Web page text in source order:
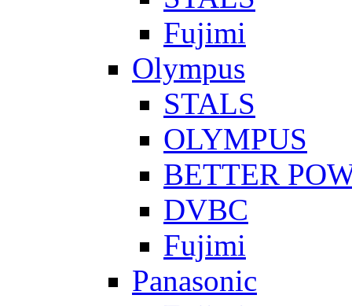
Fujimi
Olympus
STALS
OLYMPUS
BETTER
DVBC
Fujimi
Panasonic